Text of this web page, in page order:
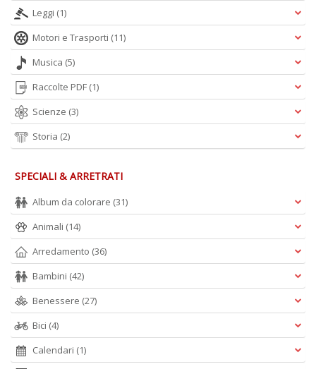
Leggi (1)
Motori e Trasporti (11)
Musica (5)
Raccolte PDF (1)
Scienze (3)
Storia (2)
SPECIALI & ARRETRATI
Album da colorare (31)
Animali (14)
Arredamento (36)
Bambini (42)
Benessere (27)
Bici (4)
Calendari (1)